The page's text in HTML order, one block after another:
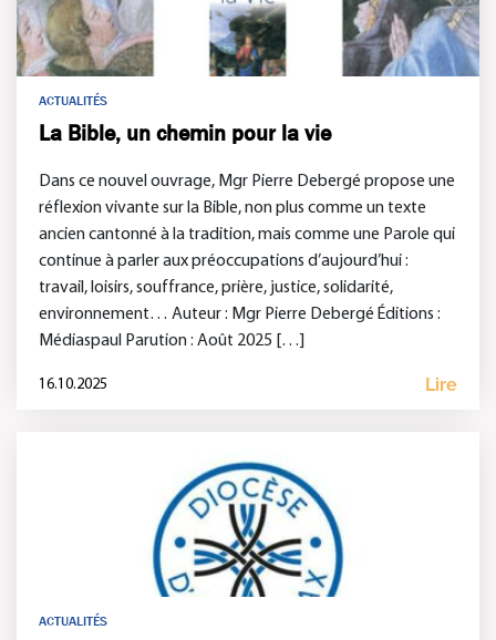
ACTUALITÉS
La Bible, un chemin pour la vie
Dans ce nouvel ouvrage, Mgr Pierre Debergé propose une
réflexion vivante sur la Bible, non plus comme un texte
ancien cantonné à la tradition, mais comme une Parole qui
continue à parler aux préoccupations d’aujourd’hui :
travail, loisirs, souffrance, prière, justice, solidarité,
environnement… Auteur : Mgr Pierre Debergé Éditions :
Médiaspaul Parution : Août 2025 […]
16.10.2025 Lire
ACTUALITÉS